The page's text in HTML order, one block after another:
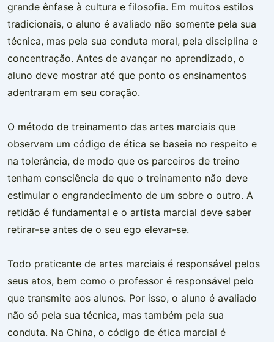
grande ênfase à cultura e filosofia. Em muitos estilos
tradicionais, o aluno é avaliado não somente pela sua
técnica, mas pela sua conduta moral, pela disciplina e
concentração. Antes de avançar no aprendizado, o
aluno deve mostrar até que ponto os ensinamentos
adentraram em seu coração.
O método de treinamento das artes marciais que
observam um código de ética se baseia no respeito e
na tolerância, de modo que os parceiros de treino
tenham consciência de que o treinamento não deve
estimular o engrandecimento de um sobre o outro. A
retidão é fundamental e o artista marcial deve saber
retirar-se antes de o seu ego elevar-se.
Todo praticante de artes marciais é responsável pelos
seus atos, bem como o professor é responsável pelo
que transmite aos alunos. Por isso, o aluno é avaliado
não só pela sua técnica, mas também pela sua
conduta. Na China, o código de ética marcial é